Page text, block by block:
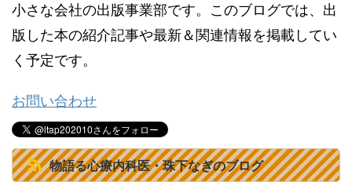
小さな会社の出版事業部です。このブログでは、出
版した本の紹介記事や最新＆関連情報を掲載してい
く予定です。
お問い合わせ
物語る心療内科医・珠下なぎのブログ